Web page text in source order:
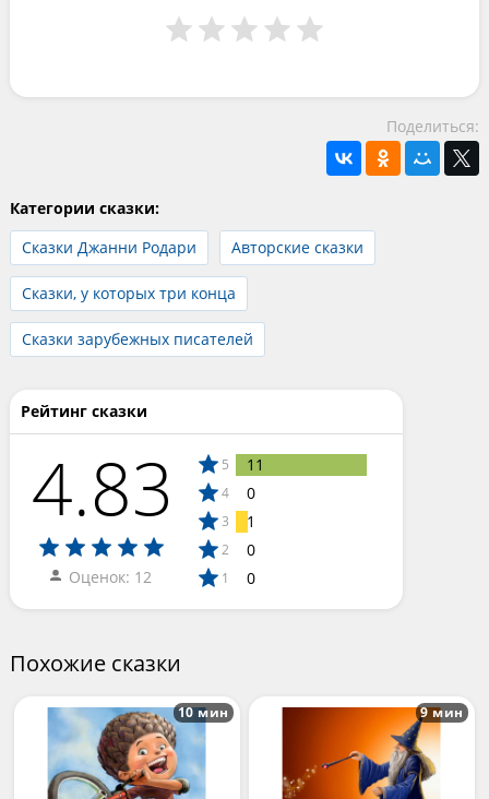
Поделиться:
Категории сказки:
Сказки Джанни Родари
Авторские сказки
Сказки, у которых три конца
Сказки зарубежных писателей
Рейтинг сказки
4.83
Оценок: 12
5 11
4 0
3 1
2 0
1 0
Похожие сказки
10 мин 9 мин